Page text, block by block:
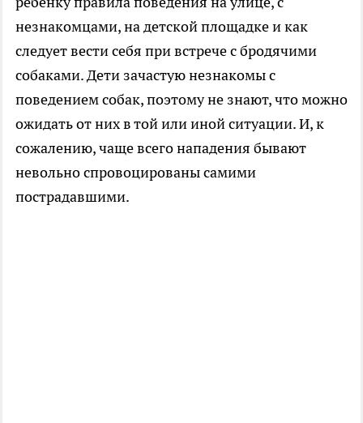
незнакомцами, на детской площадке и как
следует вести себя при встрече с бродячими
собаками. Дети зачастую незнакомы с
поведением собак, поэтому не знают, что можно
ожидать от них в той или иной ситуации. И, к
сожалению, чаще всего нападения бывают
невольно спровоцированы самими
пострадавшими.